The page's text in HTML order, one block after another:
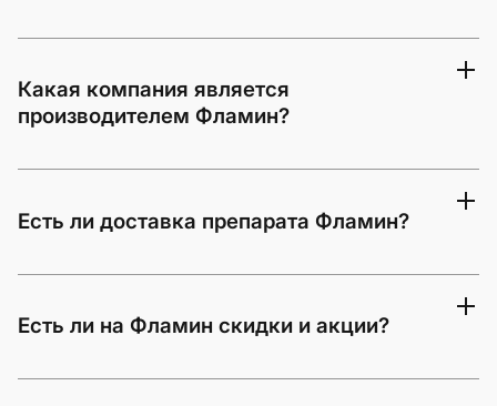
Какая компания является
производителем Фламин?
Есть ли доставка препарата Фламин?
Есть ли на Фламин скидки и акции?